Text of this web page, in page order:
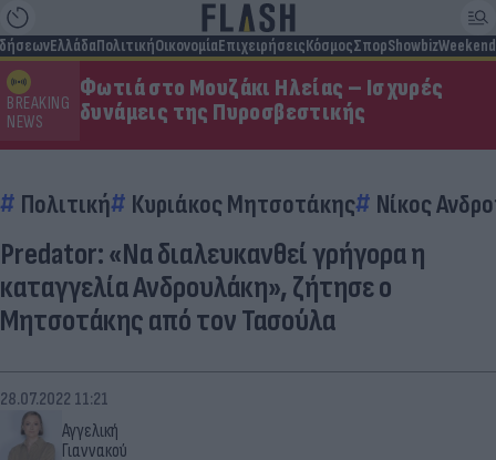
ΕλλάδαΠολιτικήΟικονομίαΕπιχειρήσειςΚόσμοςΣπορShowbizWeekend
BREAKING
NEWS
Φωτιά στο Μουζάκι Ηλείας – Ισχυρές
δυνάμεις της Πυροσβεστικής
Πολιτική Κυριάκος Μητσοτάκης Νίκος
Predator: «Να διαλευκανθεί γρήγορα η
καταγγελία Ανδρουλάκη», ζήτησε ο
Μητσοτάκης από τον Τασούλα
Αγγελική
Γιαννακού
28.07.2022 11:21